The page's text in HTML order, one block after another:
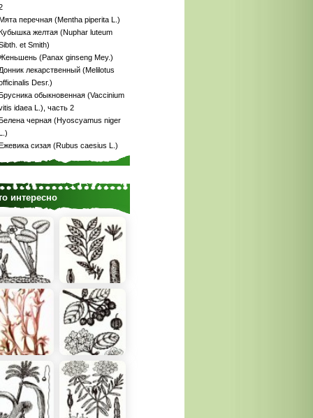
перечная (Mentha piperita L.)
желтая (Nuphar luteum
et Smith)
(Panax ginseng Меу.)
лекарственный (Melilotus
Desr.)
обыкновенная (Vaccinium
idaea L.), часть 2
черная (Hyoscyamus niger
сизая (Rubus caesius L.)
интересно